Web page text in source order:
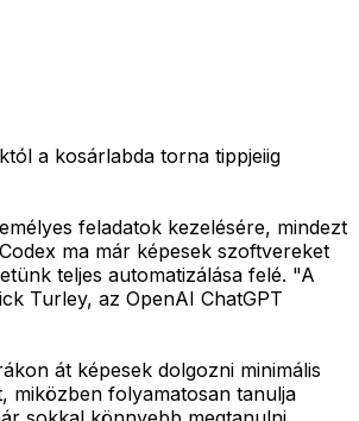
a kosárlabda torna tippjeiig
feladatok kezelésére, mindezt
ma már képesek szoftvereket
teljes automatizálása felé. "A
Turley, az OpenAI ChatGPT
át képesek dolgozni minimális
miközben folyamatosan tanulja